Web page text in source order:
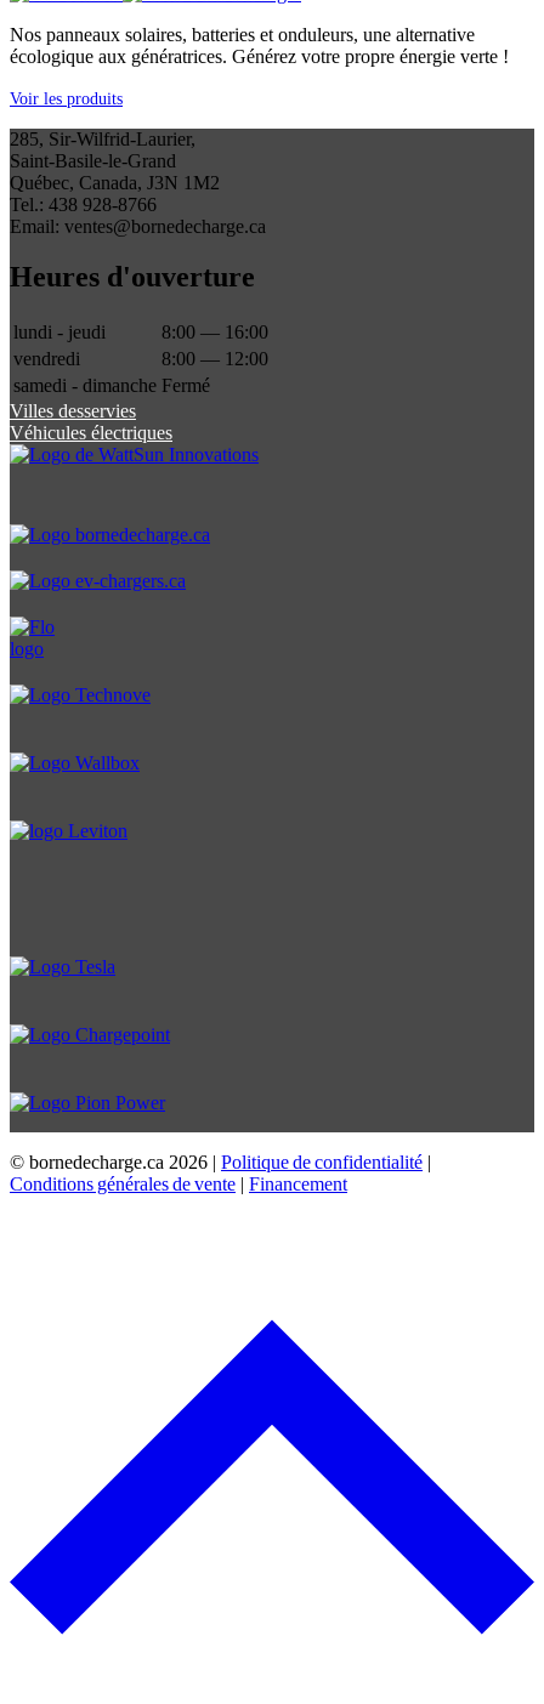
Nos panneaux solaires, batteries et onduleurs, une alternative
écologique aux génératrices. Générez votre propre énergie verte !
Voir les produits
285, Sir-Wilfrid-Laurier,
Saint-Basile-le-Grand
Québec, Canada, J3N 1M2
Tel.: 438 928-8766
Email: ventes@bornedecharge.ca
Heures d'ouverture
lundi - jeudi
8:00 — 16:00
vendredi
8:00 — 12:00
samedi - dimanche Fermé
Villes desservies
Véhicules électriques
© bornedecharge.ca 2026 | Politique de confidentialité |
Conditions générales de vente | Financement